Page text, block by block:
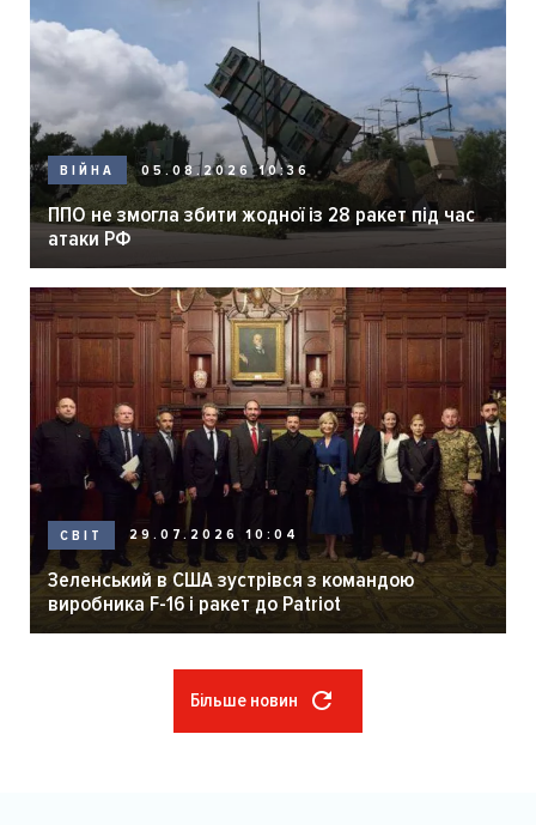
ВІЙНА 05.08.2026 10:36
ППО не змогла збити жодної із 28 ракет під час
атаки РФ
СВІТ 29.07.2026 10:04
Зеленський в США зустрівся з командою
виробника F-16 і ракет до Patriot
Більше новин